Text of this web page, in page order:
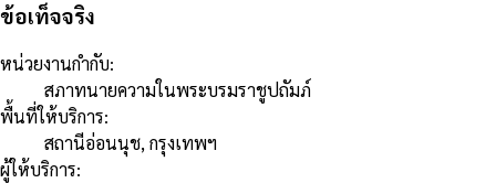
ข้อเท็จจริง
หน่วยงานกำกับ:
สภาทนายความในพระบรมราชูปถัมภ์
พื้นที่ให้บริการ:
สถานีอ่อนนุช, กรุงเทพฯ
ผู้ให้บริการ: